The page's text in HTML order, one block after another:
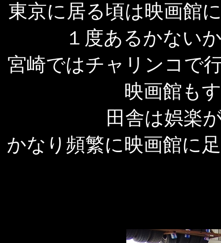
東京に居る頃は映画館
１度あるかない
宮崎ではチャリンコで
映画館も
田舎は娯楽
かなり頻繁に映画館に